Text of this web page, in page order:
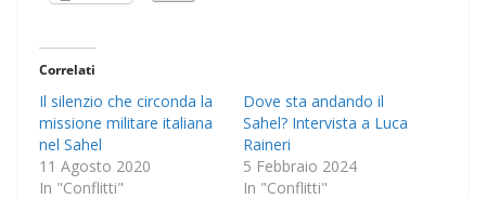
Correlati
Il silenzio che circonda la
missione militare italiana
nel Sahel
11 Agosto 2020
In "Conflitti"
Dove sta andando il
Sahel? Intervista a Luca
Raineri
5 Febbraio 2024
In "Conflitti"